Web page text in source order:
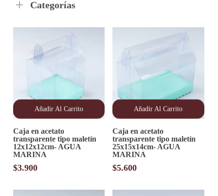
Categorías
Añadir Al Carrito
Caja en acetato
transparente tipo maletín
12x12x12cm- AGUA
MARINA
$3.900
Añadir Al Carrito
Caja en acetato
transparente tipo maletín
25x15x14cm- AGUA
MARINA
$5.600